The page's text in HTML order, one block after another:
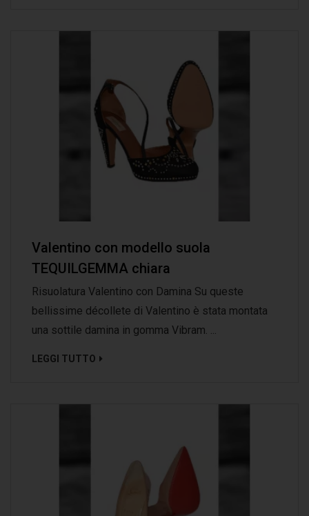
Valentino con modello suola
TEQUILGEMMA chiara
Risuolatura Valentino con Damina Su queste
bellissime décollete di Valentino è stata montata
una sottile damina in gomma Vibram. ...
LEGGI TUTTO